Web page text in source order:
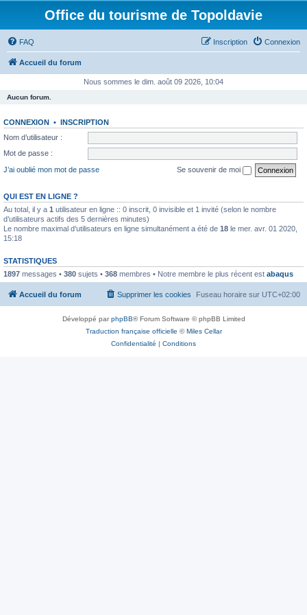
Office du tourisme de Topoldavie
FAQ Connexion
Inscription
Accueil du forum
Nous sommes le dim. août 09 2026, 10:04
Aucun forum.
CONNEXION • INSCRIPTION
Nom d’utilisateur :
Mot de passe :
J’ai oublié mon mot de passe
Se souvenir de moi
QUI EST EN LIGNE ?
Au total, il y a 1 utilisateur en ligne :: 0 inscrit, 0 invisible et 1 invité (selon le nombre
d’utilisateurs actifs des 5 dernières minutes)
Le nombre maximal d’utilisateurs en ligne simultanément a été de 18 le mer. avr. 01 2020,
15:18
STATISTIQUES
1897 messages • 380 sujets • 368 membres • Notre membre le plus récent est abaqus
Accueil du forum Fuseau horaire sur UTC+02:00
Supprimer les cookies
Développé parphpBB® Forum Software © phpBB Limited
Traduction française officielle ©Miles Cellar
Confidentialité | Conditions